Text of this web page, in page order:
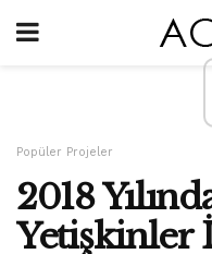
Popüler Projeler
2018
Yetişkinler